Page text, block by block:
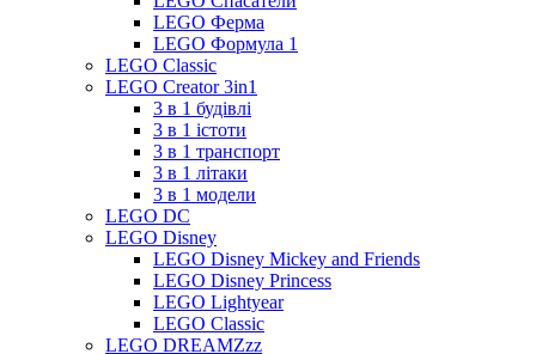
LEGO Ферма
LEGO Формула 1
LEGO Classic
LEGO Creator 3in1
3 в 1 будівлі
3 в 1 істоти
3 в 1 транспорт
3 в 1 літаки
3 в 1 модели
LEGO DC
LEGO Disney
LEGO Disney Mickey and Friends
LEGO Disney Princess
LEGO Lightyear
LEGO Classic
LEGO DREAMZzz